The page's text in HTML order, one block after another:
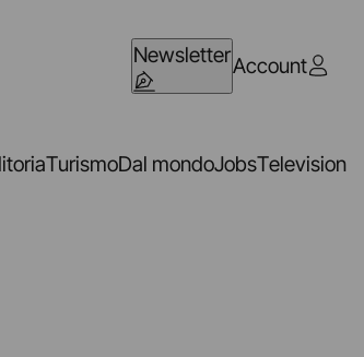
NewsletterAccount
TurismoDal mondoJobsTelevision